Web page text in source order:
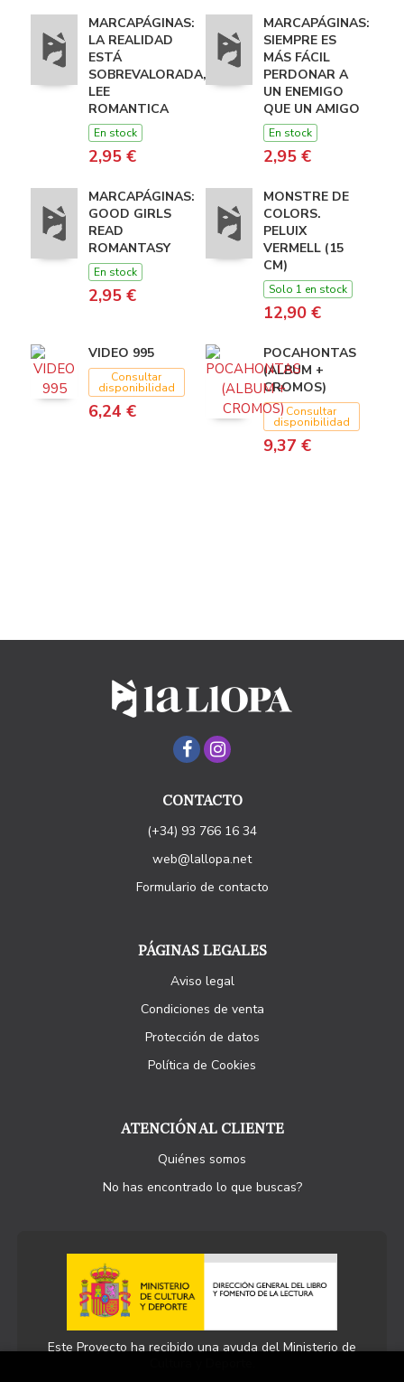
MARCAPÁGINAS:
LA REALIDAD
ESTÁ
SOBREVALORADA,
LEE
ROMANTICA
En stock
2,95 €
MARCAPÁGINAS:
SIEMPRE ES
MÁS FÁCIL
PERDONAR A
UN ENEMIGO
QUE UN AMIGO
En stock
2,95 €
MARCAPÁGINAS:
GOOD GIRLS
READ
ROMANTASY
En stock
2,95 €
MONSTRE DE
COLORS.
PELUIX
VERMELL (15
CM)
Solo 1 en stock
12,90 €
VIDEO 995
Consultar
disponibilidad
6,24 €
POCAHONTAS
(ALBUM +
CROMOS)
Consultar
disponibilidad
9,37 €
CONTACTO
(+34) 93 766 16 34
web@lallopa.net
Formulario de contacto
PÁGINAS LEGALES
Aviso legal
Condiciones de venta
Protección de datos
Política de Cookies
ATENCIÓN AL CLIENTE
Quiénes somos
No has encontrado lo que buscas?
Este Proyecto ha recibido una ayuda del Ministerio de